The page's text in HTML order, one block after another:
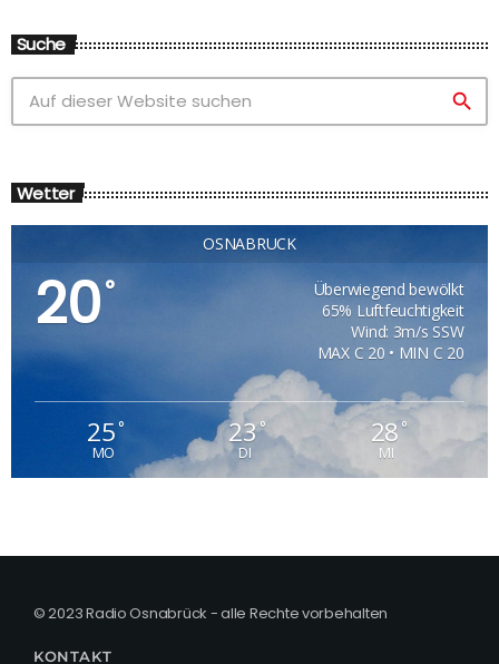
Suche
search
Wetter
OSNABRÜCK
20°
Überwiegend bewölkt
65% Luftfeuchtigkeit
Wind: 3m/s SSW
MAX C 20 • MIN C 20
25°
MO
23°
DI
28°
MI
© 2023 Radio Osnabrück - alle Rechte vorbehalten
KONTAKT